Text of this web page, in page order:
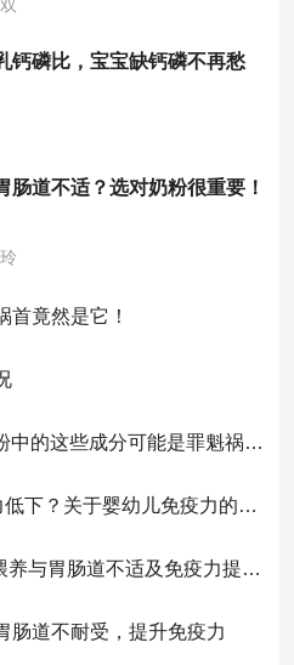
钙磷比，宝宝缺钙磷不再愁
肠道不适？选对奶粉很重要！
首竟然是它！
宝宝胃肠道不适？奶粉中的这些成分可能是罪魁祸首！
宝宝总生病就是免疫力低下？关于婴幼儿免疫力的真相，家长必须了解！
宝宝喂养难题：奶粉喂养与胃肠道不适及免疫力提升的奥秘
肠道不耐受，提升免疫力